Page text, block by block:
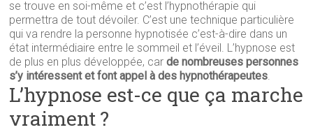
se trouve en soi-même et c’est l’hypnothérapie qui
permettra de tout dévoiler. C’est une technique particulière
qui va rendre la personne hypnotisée c’est-à-dire dans un
état intermédiaire entre le sommeil et l’éveil. L’hypnose est
de plus en plus développée, carde nombreuses personnes
s’y intéressent et font appel à des hypnothérapeutes.
L’hypnose est-ce que ça marche
vraiment ?